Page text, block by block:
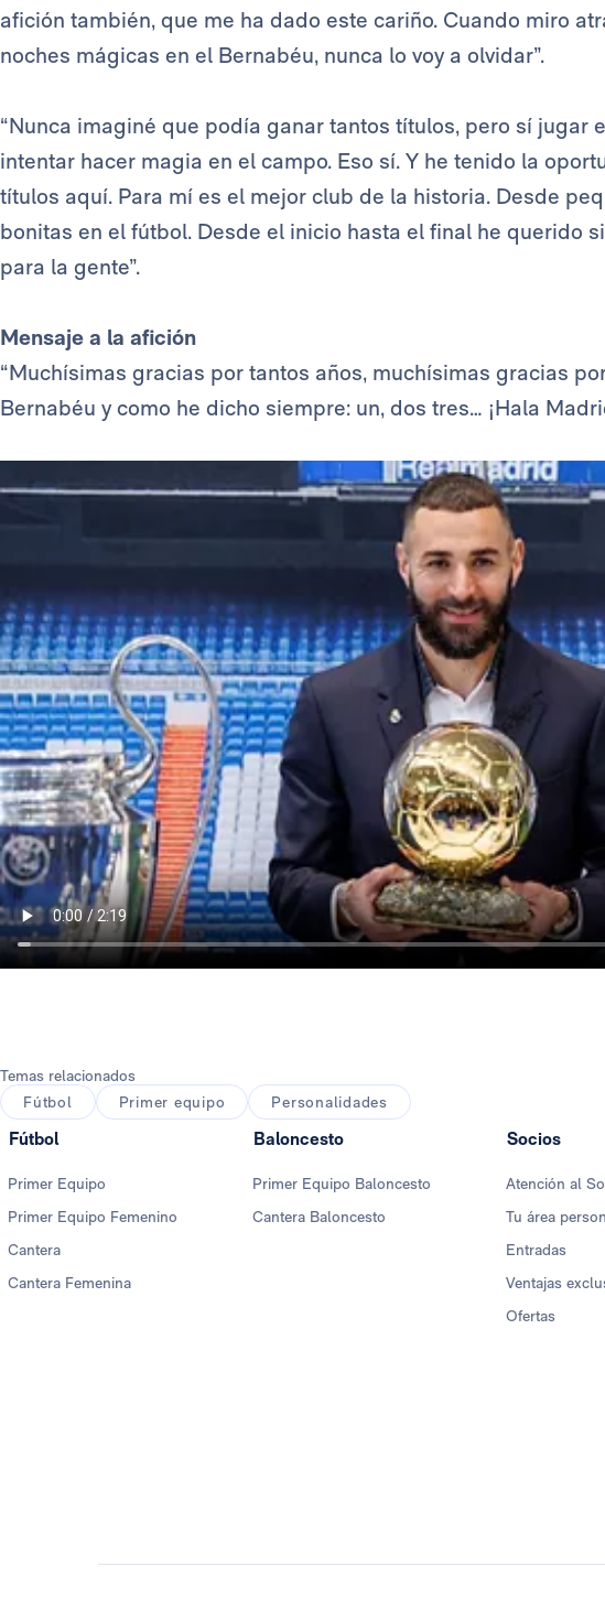
afición también, que me ha dado este cariño. Cuando miro
noches mágicas en el Bernabéu, nunca lo voy a olvidar”.
“Nunca imaginé que podía ganar tantos títulos, pero sí jugar
intentar hacer magia en el campo. Eso sí. Y he tenido la
títulos aquí. Para mí es el mejor club de la historia. Desde
bonitas en el fútbol. Desde el inicio hasta el final he querido
para la gente”.
Mensaje a la afición
“Muchísimas gracias por tantos años, muchísimas gracias
Bernabéu y como he dicho siempre: un, dos tres… ¡Hala
Temas relacionados
Fútbol
Primer equipo Personalidades
Fútbol
Primer Equipo
Primer Equipo Femenino
Cantera
Cantera Femenina
Baloncesto
Primer Equipo Baloncesto
Cantera Baloncesto
Socios
Atención al
Tu área
Entradas
Ventajas
Ofertas